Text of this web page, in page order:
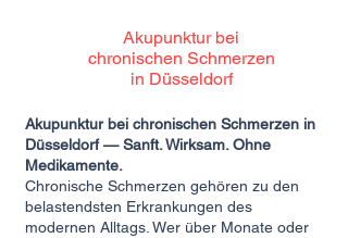
Akupunktur bei
chronischen Schmerzen
in Düsseldorf
Akupunktur bei chronischen Schmerzen in
Düsseldorf — Sanft. Wirksam. Ohne
Medikamente.
Chronische Schmerzen gehören zu den
belastendsten Erkrankungen des
modernen Alltags. Wer über Monate oder